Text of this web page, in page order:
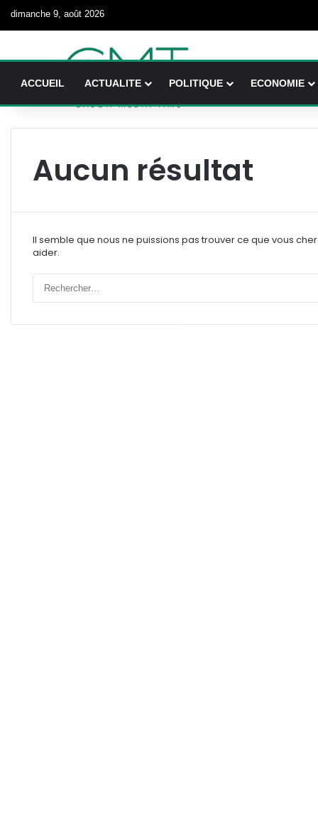
dimanche 9, août 2026
ACCUEIL ACTUALITE POLITIQUE ECONOMIE
Aucun résultat
Il semble que nous ne puissions pas trouver ce que vous
aider.